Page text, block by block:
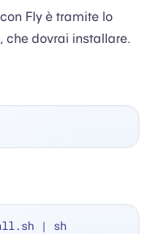
Fly è tramite lo
, che dovrai installare.